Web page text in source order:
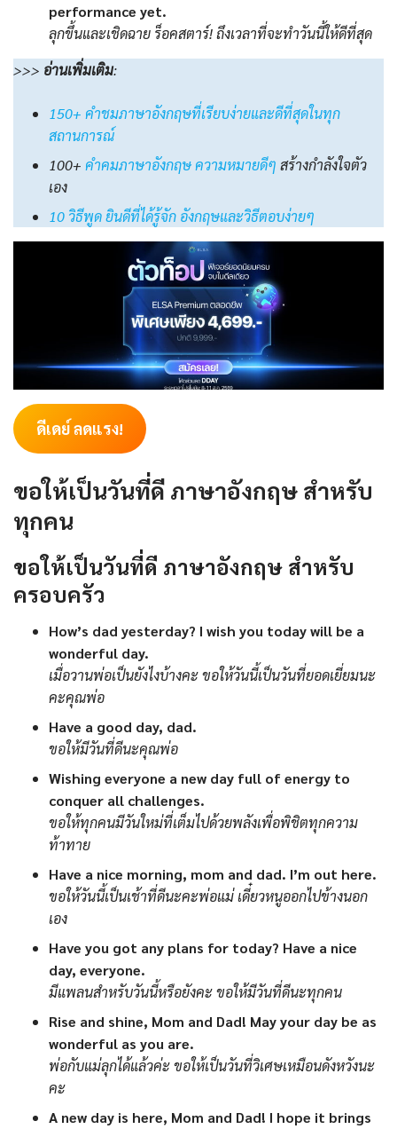
performance yet.
ลุกขึ้นและเชิดฉาย ร็อคสตาร์! ถึงเวลาที่จะทำวันนี้ให้ดีที่สุด
>>> อ่านเพิ่มเติม:
150+ คำชมภาษาอังกฤษที่เรียบง่ายและดีที่สุดในทุก
สถานการณ์
100+ คําคมภาษาอังกฤษ ความหมายดีๆ สร้างกำลังใจตัว
เอง
10 วิธีพูด ยินดีที่ได้รู้จัก อังกฤษและวิธีตอบง่ายๆ
ดีเดย์ ลดแรง!
ขอให้เป็นวันที่ดี ภาษาอังกฤษ สำหรับ
ทุกคน
ขอให้เป็นวันที่ดี ภาษาอังกฤษ สำหรับ
ครอบครัว
How’s dad yesterday? I wish you today will be a
wonderful day.
เมื่อวานพ่อเป็นยังไงบ้างคะ ขอให้วันนี้เป็นวันที่ยอดเยี่ยมนะ
คะคุณพ่อ
Have a good day, dad.
ขอให้มีวันที่ดีนะคุณพ่อ
Wishing everyone a new day full of energy to
conquer all challenges.
ขอให้ทุกคนมีวันใหม่ที่เต็มไปด้วยพลังเพื่อพิชิตทุกความ
ท้าทาย
Have a nice morning, mom and dad. I’m out here.
ขอให้วันนี้เป็นเช้าที่ดีนะคะพ่อแม่ เดี๋ยวหนูออกไปข้างนอก
เอง
Have you got any plans for today? Have a nice
day, everyone.
มีแพลนสำหรับวันนี้หรือยังคะ ขอให้มีวันที่ดีนะทุกคน
Rise and shine, Mom and Dad! May your day be as
wonderful as you are.
พ่อกับแม่ลุกได้แล้วค่ะ ขอให้เป็นวันที่วิเศษเหมือนดังหวังนะ
คะ
A new day is here, Mom and Dad! I hope it brings